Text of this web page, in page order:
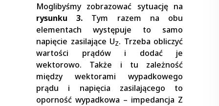
Moglibyśmy zobrazować sytuację na
rysunku 3. Tym razem na obu
elementach występuje to samo
napięcie zasilające UZ. Trzeba obliczyć
wartości prądów i dodać je
wektorowo. Także i tu zależność
między wektorami wypadkowego
prądu i napięcia zasilającego to
oporność wypadkowa – impedancja Z